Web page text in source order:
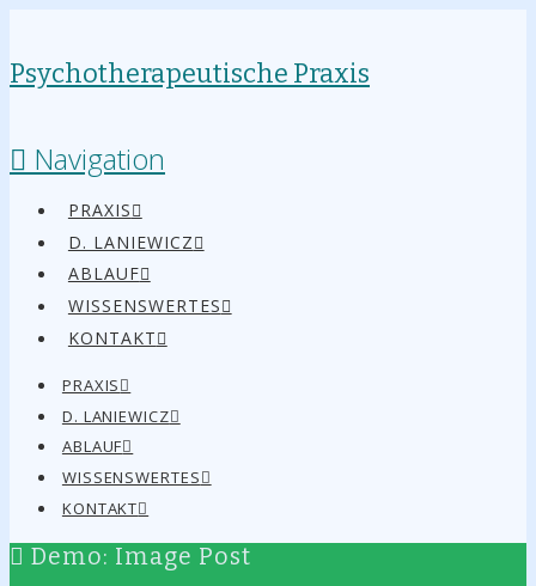
Psychotherapeutische Praxis
Navigation
PRAXIS
D. LANIEWICZ
ABLAUF
WISSENSWERTES
KONTAKT
PRAXIS
D. LANIEWICZ
ABLAUF
WISSENSWERTES
KONTAKT
Demo: Image Post